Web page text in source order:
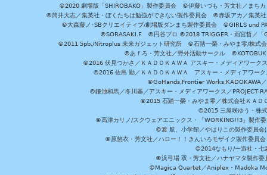
©2020 劇場版「SHIROBAKO」製作委員会 ©伊藤いづも・芳文社／まち
©筒井大志／集英社・ぼくたちは勉強ができない製作委員会 ©赤坂アカ／集英
©大森藤ノ･SBクリエイティブ/劇場版ダンまち製作委員会 ©GIRLS und
©SORASAKI.F ©円谷プロ ©2018 TRIGGER・雨宮哲／
©2011 5pb./Nitroplus 未来ガジェット研究所 ©石踏一榮・みやま零/株式
©あｆろ・芳文社／野外活動サークル
©2016 伏見つかさ／ＫＡＤＯＫＡＷＡ アスキー・メディアワー
©2016 佐島 勤／ＫＡＤＯＫＡＷＡ アスキー・メディアワ
©GoHands,Frontier Works,KADOKAWA
©鎌池和馬／冬川基／アスキー・メディアワークス／
©2015 石踏一榮・みやま零／株式会社ＫＡＤ
©2015 三屋咲ゆう・株
©高津カリノ/スクウェアエニックス・「WORKING!!3」製作
©渡 航、小学館／やはりこの製作委員
©原悠衣・芳文社／ハロー！！きんいろモザイク製作委員
©2014なもり/一迅社・
©浜弓場 双・芳文社／ハナヤマタ製作
©Magica Quartet／Aniplex・Madoka